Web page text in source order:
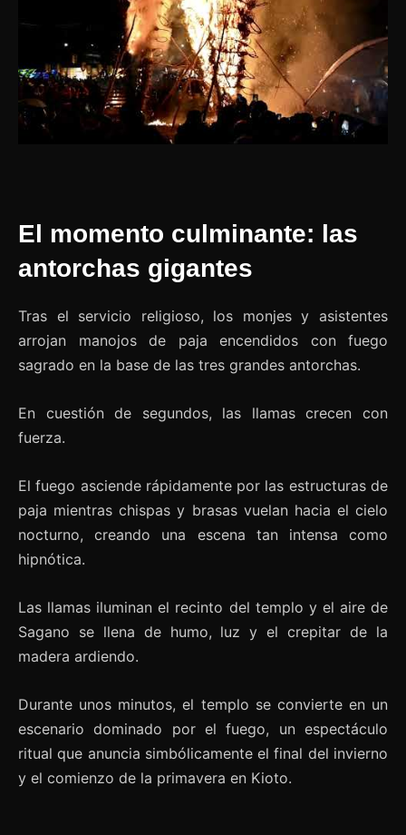
El momento culminante: las
antorchas gigantes
Tras el servicio religioso, los monjes y asistentes
arrojan manojos de paja encendidos con fuego
sagrado en la base de las tres grandes antorchas.
En cuestión de segundos, las llamas crecen con
fuerza.
El fuego asciende rápidamente por las estructuras de
paja mientras chispas y brasas vuelan hacia el cielo
nocturno, creando una escena tan intensa como
hipnótica.
Las llamas iluminan el recinto del templo y el aire de
Sagano se llena de humo, luz y el crepitar de la
madera ardiendo.
Durante unos minutos, el templo se convierte en un
escenario dominado por el fuego, un espectáculo
ritual que anuncia simbólicamente el final del invierno
y el comienzo de la primavera en Kioto.